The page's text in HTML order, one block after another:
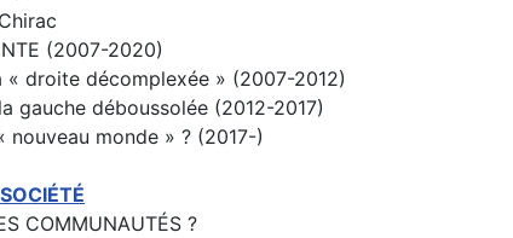
(2007-2020)
« droite décomplexée » (2007-2012)
gauche déboussolée (2012-2017)
nouveau monde » ? (2017-)
COMMUNAUTÉS ?